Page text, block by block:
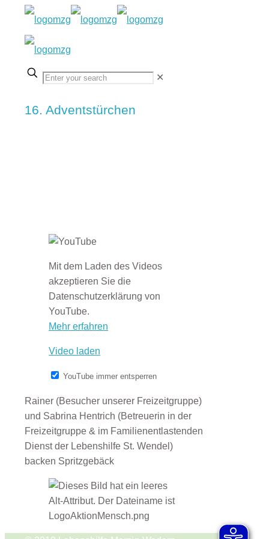
✕
16. Adventstürchen
Mit dem Laden des Videos
akzeptieren Sie die
Datenschutzerklärung von
YouTube.
Mehr erfahren
Video laden
YouTube immer entsperren
Rainer (Besucher unserer Freizeitgruppe)
und Sabrina Hentrich (Betreuerin in der
Freizeitgruppe & im Familienentlastenden
Dienst der Lebenshilfe St. Wendel)
backen Spritzgebäck